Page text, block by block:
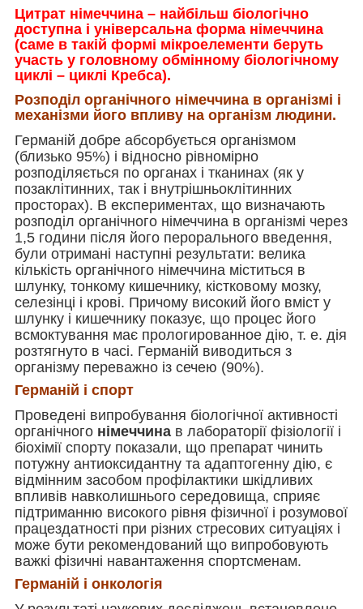
Цитрат німеччина – найбільш біологічно
доступна і універсальна форма німеччина
(саме в такій формі мікроелементи беруть
участь у головному обмінному біологічному
циклі – циклі Кребса).
Розподіл органічного німеччина в організмі і
механізми його впливу на організм людини.
Германій добре абсорбується організмом
(близько 95%) і відносно рівномірно
розподіляється по органах і тканинах (як у
позаклітинних, так і внутрішньоклітинних
просторах). В експериментах, що визначають
розподіл органічного німеччина в організмі через
1,5 години після його перорального введення,
були отримані наступні результати: велика
кількість органічного німеччина міститься в
шлунку, тонкому кишечнику, кістковому мозку,
селезінці і крові. Причому високий його вміст у
шлунку і кишечнику показує, що процес його
всмоктування має прологированное дію, т. е. дія
розтягнуто в часі. Германій виводиться з
організму переважно із сечею (90%).
Германій і спорт
Проведені випробування біологічної активності
органічного німеччина в лабораторії фізіології і
біохімії спорту показали, що препарат чинить
потужну антиоксидантну та адаптогенну дію, є
відмінним засобом профілактики шкідливих
впливів навколишнього середовища, сприяє
підтриманню високого рівня фізичної і розумової
працездатності при різних стресових ситуаціях і
може бути рекомендований що випробовують
важкі фізичні навантаження спортсменам.
Германій і онкологія